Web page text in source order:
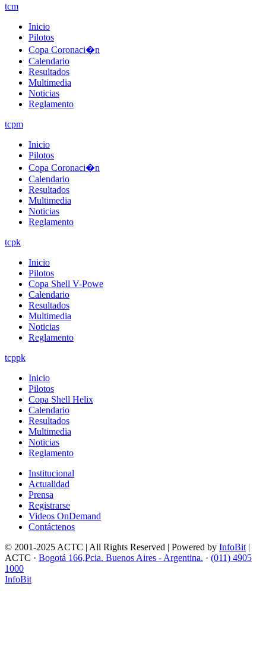
tcm
Inicio
Pilotos
Copa Coronaci�n
Calendario
Resultados
Multimedia
Noticias
Reglamento
tcpm
Inicio
Pilotos
Copa Coronaci�n
Calendario
Resultados
Multimedia
Noticias
Reglamento
tcpk
Inicio
Pilotos
Copa Shell V-Powe
Calendario
Resultados
Multimedia
Noticias
Reglamento
tcppk
Inicio
Pilotos
Copa Shell Helix
Calendario
Resultados
Multimedia
Noticias
Reglamento
Institucional
Actualidad
Prensa
Registrarse
Videos OnDemand
Contáctenos
© 2001-2025 ACTC | All Rights Reserved | Powered by InfoBit |
ACTC · Bogotá 166,Pcia. Buenos Aires - Argentina. · (011) 4905
1000
InfoBit